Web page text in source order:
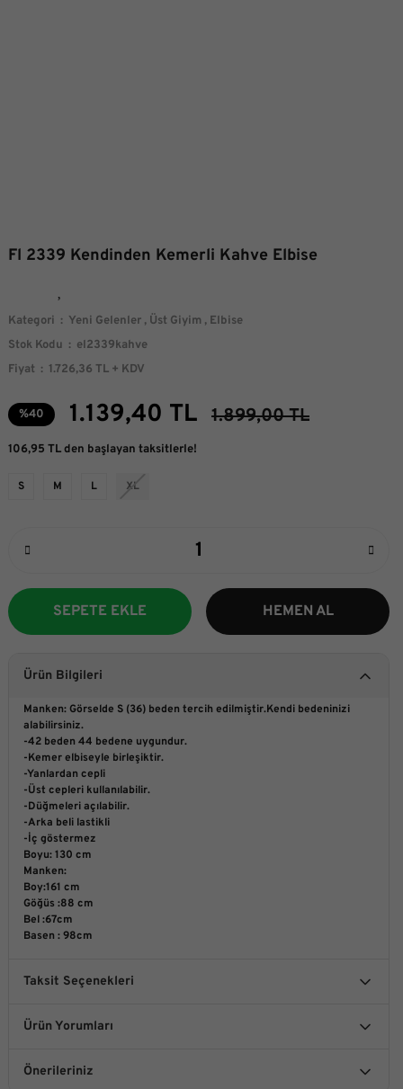
Fl 2339 Kendinden Kemerli Kahve Elbise
Kategori Yeni Gelenler , Üst Giyim , Elbise
Stok Kodu
el2339kahve
Fiyat
1.726,36 TL + KDV
%40 1.139,40 TL 1.899,00 TL
106,95 TL den başlayan taksitlerle!
S M L XL
SEPETE EKLE HEMEN AL
Ürün Bilgileri
Manken: Görselde S (36) beden tercih edilmiştir.Kendi bedeninizi
alabilirsiniz.
-42 beden 44 bedene uygundur.
-Kemer elbiseyle birleşiktir.
-Yanlardan cepli
-Üst cepleri kullanılabilir.
-Düğmeleri açılabilir.
-Arka beli lastikli
-İç göstermez
Boyu: 130 cm
Manken:
Boy:161 cm
Göğüs :88 cm
Bel :67cm
Basen : 98cm
Taksit Seçenekleri
Ürün Yorumları
Önerileriniz